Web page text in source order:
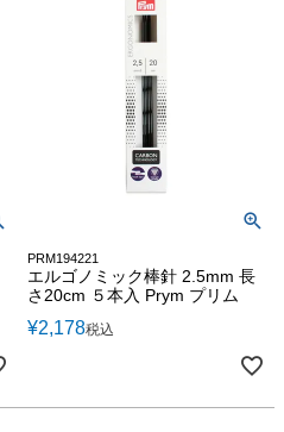
PRM194221
エルゴノミック棒針 2.5mm 長
さ20cm ５本入 Prym プリム
¥2,178税込